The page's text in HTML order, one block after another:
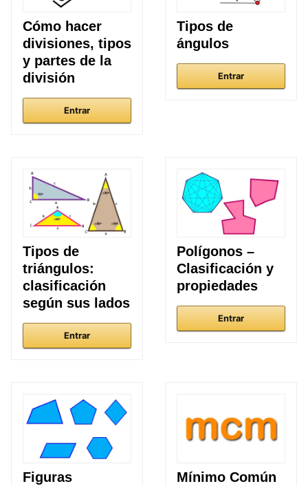
Cómo hacer
divisiones, tipos
y partes de la
división
Entrar
Tipos de
ángulos
Entrar
Tipos de
triángulos:
clasificación
según sus lados
Entrar
Polígonos –
Clasificación y
propiedades
Entrar
Figuras
Mínimo Común